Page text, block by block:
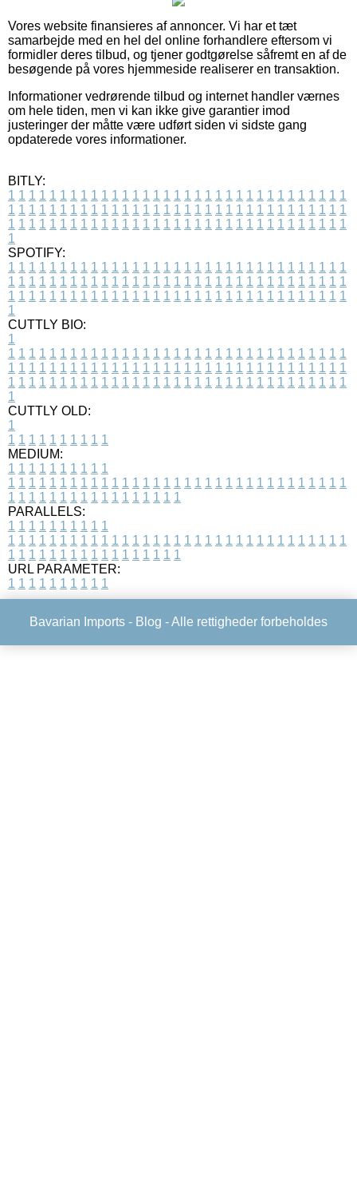
Vores website finansieres af annoncer. Vi har et tæt
samarbejde med en hel del online forhandlere eftersom vi
formidler deres tilbud, og tjener godtgørelse såfremt en af de
besøgende på vores hjemmeside realiserer en transaktion.
Informationer vedrørende tilbud og internet handler værnes
om hele tiden, men vi kan ikke give garantier imod
justeringer der måtte være udført siden vi sidste gang
opdaterede vores informationer.
BITLY:
1 1 1 1 1 1 1 1 1 1 1 1 1 1 1 1 1 1 1 1 1 1 1 1 1 1 1 1 1 1 1 1 1
1 1 1 1 1 1 1 1 1 1 1 1 1 1 1 1 1 1 1 1 1 1 1 1 1 1 1 1 1 1 1 1 1
1 1 1 1 1 1 1 1 1 1 1 1 1 1 1 1 1 1 1 1 1 1 1 1 1 1 1 1 1 1 1 1 1
1
SPOTIFY:
1 1 1 1 1 1 1 1 1 1 1 1 1 1 1 1 1 1 1 1 1 1 1 1 1 1 1 1 1 1 1 1 1
1 1 1 1 1 1 1 1 1 1 1 1 1 1 1 1 1 1 1 1 1 1 1 1 1 1 1 1 1 1 1 1 1
1 1 1 1 1 1 1 1 1 1 1 1 1 1 1 1 1 1 1 1 1 1 1 1 1 1 1 1 1 1 1 1 1
1
CUTTLY BIO:
1
1 1 1 1 1 1 1 1 1 1 1 1 1 1 1 1 1 1 1 1 1 1 1 1 1 1 1 1 1 1 1 1 1
1 1 1 1 1 1 1 1 1 1 1 1 1 1 1 1 1 1 1 1 1 1 1 1 1 1 1 1 1 1 1 1 1
1 1 1 1 1 1 1 1 1 1 1 1 1 1 1 1 1 1 1 1 1 1 1 1 1 1 1 1 1 1 1 1 1
1
CUTTLY OLD:
1
1 1 1 1 1 1 1 1 1 1
MEDIUM:
1 1 1 1 1 1 1 1 1 1
1 1 1 1 1 1 1 1 1 1 1 1 1 1 1 1 1 1 1 1 1 1 1 1 1 1 1 1 1 1 1 1 1
1 1 1 1 1 1 1 1 1 1 1 1 1 1 1 1 1
PARALLELS:
1 1 1 1 1 1 1 1 1 1
1 1 1 1 1 1 1 1 1 1 1 1 1 1 1 1 1 1 1 1 1 1 1 1 1 1 1 1 1 1 1 1 1
1 1 1 1 1 1 1 1 1 1 1 1 1 1 1 1 1
URL PARAMETER:
1 1 1 1 1 1 1 1 1 1
Bavarian Imports - Blog - Alle rettigheder forbeholdes